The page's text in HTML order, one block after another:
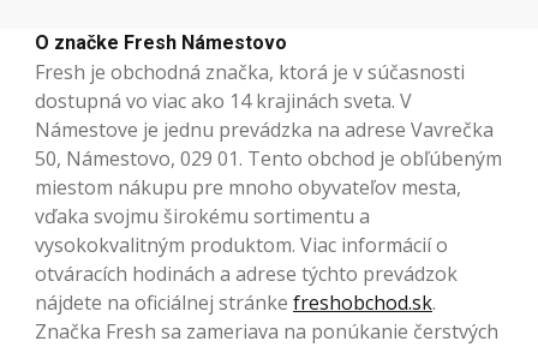
O značke Fresh Námestovo
Fresh je obchodná značka, ktorá je v súčasnosti
dostupná vo viac ako 14 krajinách sveta. V
Námestove je jednu prevádzka na adrese Vavrečka
50, Námestovo, 029 01. Tento obchod je obľúbeným
miestom nákupu pre mnoho obyvateľov mesta,
vďaka svojmu širokému sortimentu a
vysokokvalitným produktom. Viac informácií o
otváracích hodinách a adrese týchto prevádzok
nájdete na oficiálnej stránke freshobchod.sk.
Značka Fresh sa zameriava na ponúkanie čerstvých